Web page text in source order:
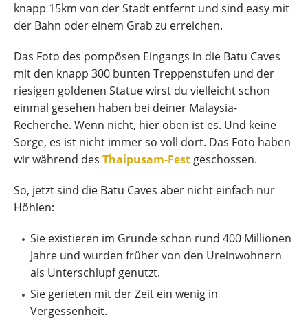
knapp 15km von der Stadt entfernt und sind easy mit
der Bahn oder einem Grab zu erreichen.
Das Foto des pompösen Eingangs in die Batu Caves
mit den knapp 300 bunten Treppenstufen und der
riesigen goldenen Statue wirst du vielleicht schon
einmal gesehen haben bei deiner Malaysia-
Recherche. Wenn nicht, hier oben ist es. Und keine
Sorge, es ist nicht immer so voll dort. Das Foto haben
wir während des Thaipusam-Fest geschossen.
So, jetzt sind die Batu Caves aber nicht einfach nur
Höhlen:
Sie existieren im Grunde schon rund 400 Millionen
Jahre und wurden früher von den Ureinwohnern
als Unterschlupf genutzt.
Sie gerieten mit der Zeit ein wenig in
Vergessenheit.